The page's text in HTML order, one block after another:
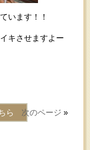
います！！
キさせますよー
次のページ »
ら